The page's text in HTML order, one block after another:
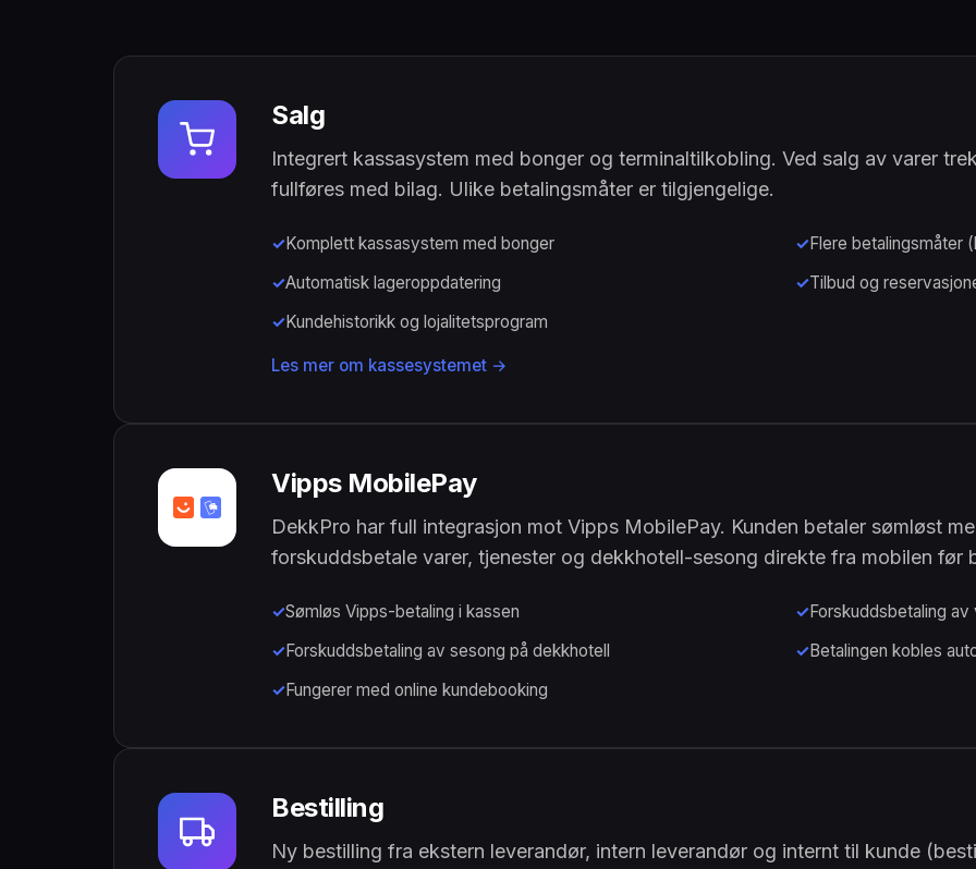
Salg
Integrert kassasystem med bonger og terminaltilkobling. Ved salg av varer
fullføres med bilag. Ulike betalingsmåter er tilgjengelige.
Komplett kassasystem med bonger
Flere betalingsmåter
Automatisk lageroppdatering
Tilbud og
Kundehistorikk og lojalitetsprogram
Les mer om kassesystemet →
Vipps MobilePay
DekkPro har full integrasjon mot Vipps MobilePay. Kunden betaler sømløst
forskuddsbetale varer, tjenester og dekkhotell-sesong direkte fra mobilen før
Sømløs Vipps-betaling i kassen
Forskuddsbetaling
Forskuddsbetaling av sesong på dekkhotell
Betalingen kobles
Fungerer med online kundebooking
Bestilling
Ny bestilling fra ekstern leverandør, intern leverandør og internt til kunde